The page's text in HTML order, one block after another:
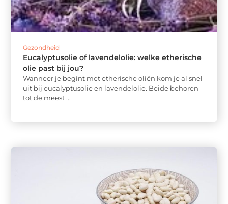
Gezondheid
Eucalyptusolie of lavendelolie: welke etherische
olie past bij jou?
Wanneer je begint met etherische oliën kom je al snel
uit bij eucalyptusolie en lavendelolie. Beide behoren
tot de meest ...